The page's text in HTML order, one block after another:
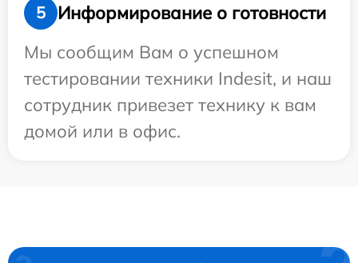
5
Информирование о готовности
Мы сообщим Вам о успешном
тестировании техники Indesit, и наш
сотрудник привезет технику к вам
домой или в офис.